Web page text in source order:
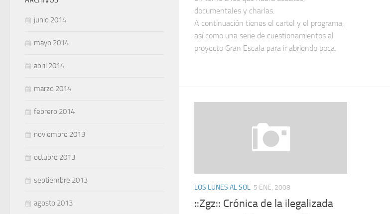
documentales y charlas.
A continuación tienes el cartel y el programa,
así como una serie de cuestionamientos al
proyecto Gran Escala para ir abriendo boca.
LOS LUNES AL SOL 5 ENE, 2008
::Zgz:: Crónica de la ilegalizada
junio 2014
mayo 2014
abril 2014
marzo 2014
febrero 2014
noviembre 2013
octubre 2013
septiembre 2013
agosto 2013